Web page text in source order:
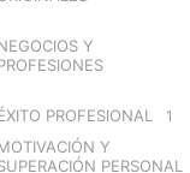
Y
PROFESIONAL 1
Y
PERSONAL